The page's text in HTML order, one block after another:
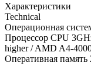
Характеристики
Technical
Операционная
Процессор CPU
higher / AMD A4-
Оперативная память